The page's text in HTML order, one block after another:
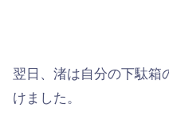
翌日、渚は自分の下駄箱
けました。